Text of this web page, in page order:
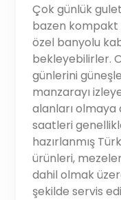
Çok günlük
bazen kompakt
özel banyolu
bekleyebilirler.
günlerini
manzarayı
alanları
saatleri
hazırlanmış
ürünleri,
dahil olmak
şekilde servis